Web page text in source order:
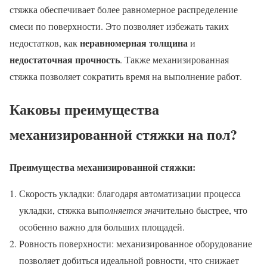
стяжка обеспечивает более равномерное распределение
смеси по поверхности. Это позволяет избежать таких
недостатков, какнеравномерная толщинаи
недостаточная прочность. Также механизированная
стяжка позволяет сократить время на выполнение работ.
Каковы преимущества
механизированной стяжки на пол?
Преимущества механизированной стяжки:
Скорость укладки: благодаря автоматизации процесса
укладки, стяжка выполняется значительно быстрее, что
особенно важно для больших площадей.
Ровность поверхности: механизированное оборудование
позволяет добиться идеальной ровности, что снижает